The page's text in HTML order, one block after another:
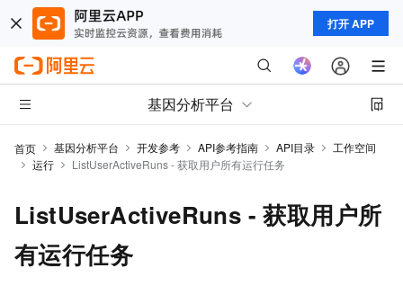
打开 APP
基因分析平台
首页 基因分析平台 开发参考 API参考指南 API目录
工作空间
运行
ListUserActiveRuns - 获取用户所有运行任务
ListUserActiveRuns - 获取用户所
有运行任务